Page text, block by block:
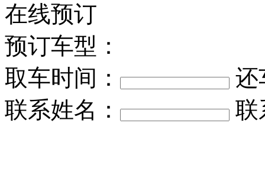
在线预订
预订车型：
取车时间：
还
联系姓名：
联